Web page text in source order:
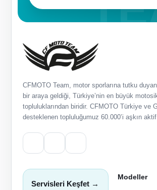
CFMOTO Team, motor sporlarına tutku
bir araya geldiği, Türkiye’nin en büyük
topluluklarından biridir. CFMOTO Türkiye ve
desteklenen topluluğumuz 60.000’i aşkın
Servisleri Keşfet →
Modeller